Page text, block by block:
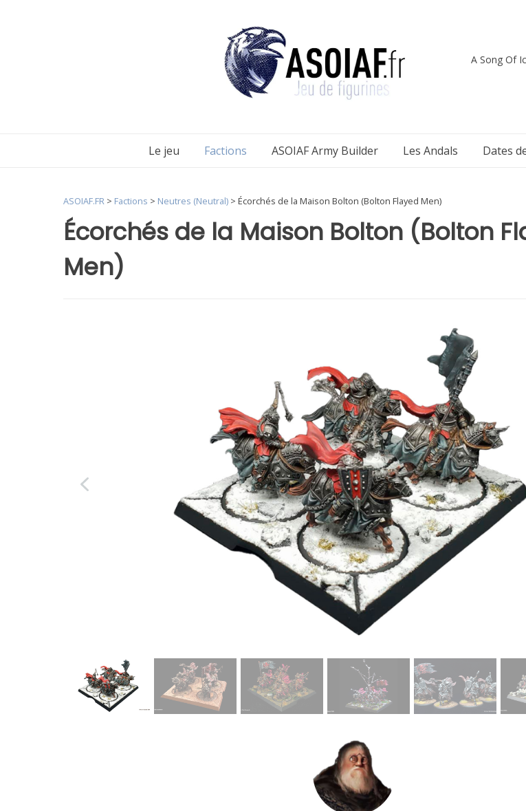
A Song Of
Le jeu Factions ASOIAF Army Builder Les Andals Dates
Écorchés de la Maison Bolton (Bolton
Men)
ASOIAF.FR > Factions > Neutres (Neutral) > Écorchés de la Maison Bolton (Bolton Flayed Men)